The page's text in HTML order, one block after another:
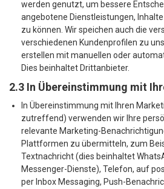
werden genutzt, um bessere
angebotene Dienstleistungen,
zu können. Wir speichen auch die
verschiedenen Kundenprofilen zu
erstellen mit manuellen oder
Dies beinhaltet Drittanbieter.
2.3 In Übereinstimmung mit
In Übereinstimmung mit Ihren
zutreffend) verwenden wir Ihre
relevante Marketing-
Plattformen zu übermitteln, zum
Textnachricht (dies beinhaltet
Messenger-Dienste), Telefon, auf
per Inbox Messaging, Push-